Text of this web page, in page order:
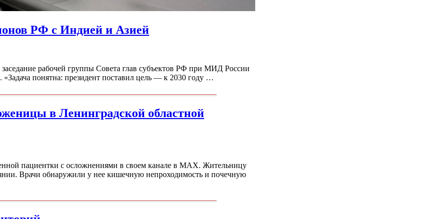
РФ с Индией и Азией
рабочей группы Совета глав субъектов РФ при МИД России
понятна: президент поставил цель — к 2030 году …
в Ленинградской областной
пациентки с осложнениями в своем канале в MAX. Жительницу
Врачи обнаружили у нее кишечную непроходимость и почечную